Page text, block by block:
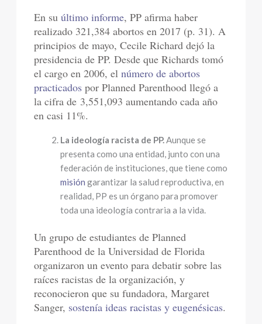
En suúltimo informe, PP afirma haber
realizado 321,384 abortos en 2017 (p. 31). A
principios de mayo, Cecile Richard dejó la
presidencia de PP. Desde que Richards tomó
el cargo en 2006, elnúmero de abortos
practicados por Planned Parenthood llegó a
la cifra de 3,551,093 aumentando cada año
en casi 11%.
La ideología racista de PP. Aunque se
presenta como una entidad, junto con una
federación de instituciones, que tiene como
misión garantizar la salud reproductiva, en
realidad, PP es un órgano para promover
toda una ideología contraria a la vida.
Un grupo de estudiantes de Planned
Parenthood de la Universidad de Florida
organizaron un evento para debatir sobre las
raíces racistas de la organización, y
reconocieron que su fundadora, Margaret
Sanger, sostenía ideas racistas y eugenésicas.